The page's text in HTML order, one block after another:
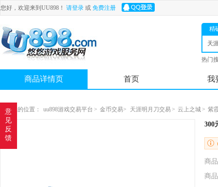
您好，欢迎来到UU898！ 请登录 或 免费注册
精
天
热门
商品详情页 首页 我
您现在的位置： uu898游戏交易平台 > 金币交易> 天涯明月刀交易 > 云上之城> 紫
300
商
商
意
见
反
馈